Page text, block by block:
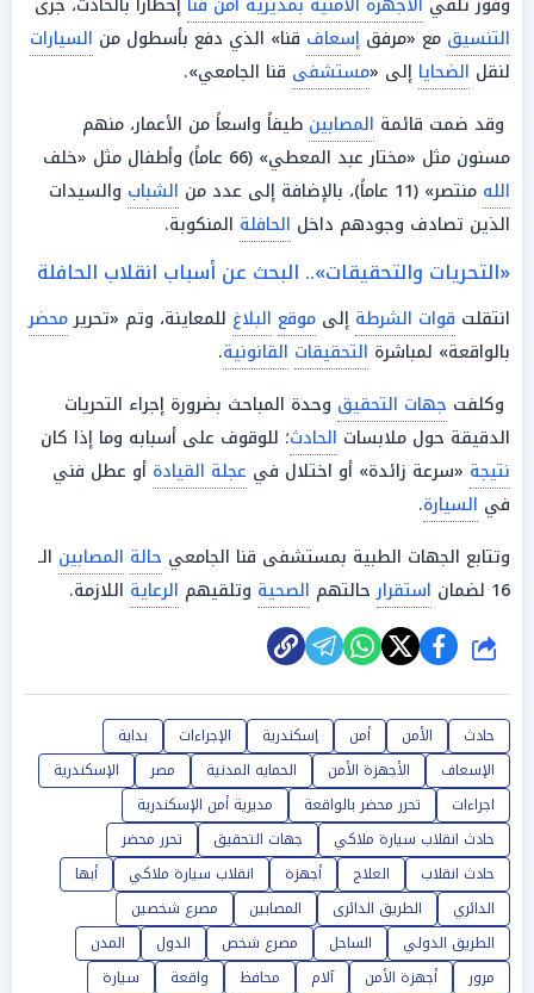
التنسيق مع «مرفق إسعاف قنا» الذي دفع بأسطول من السيارات
لنقل الضحايا إلى «مستشفى قنا الجامعي».
وقد ضمت قائمة المصابين طيفاً واسعاً من الأعمار، منهم
مسنون مثل «مختار عبد المعطي» (66 عاماً) وأطفال مثل «خلف
الله منتصر» (11 عاماً)، بالإضافة إلى عدد من الشباب والسيدات
الذين تصادف وجودهم داخل الحافلة المنكوبة.
«التحريات والتحقيقات».. البحث عن أسباب انقلاب الحافلة
انتقلت قوات الشرطة إلى موقع البلاغ للمعاينة، وتم «تحريرمحضر
بالواقعة» لمباشرة التحقيقات القانونية.
وكلفت جهات التحقيق وحدة المباحث بضرورة إجراء التحريات
الدقيقة حول ملابسات الحادث؛ للوقوف على أسبابه وما إذا كان
نتيجة «سرعة زائدة» أو اختلال في عجلة القيادة أو عطل فني
في السيارة.
وتتابع الجهات الطبية بمستشفى قنا الجامعي حالة المصابين الـ
16 لضمان
استقرارحالتهم الصحية وتلقيهم الرعاية اللازمة.
شارك
حادث الأمن أمن إسكندرية الإجراءات
بداية
الإسعاف
الأجهزة الأمن الحمايه المدنية مصر
الإسكندرية
اجراءات
تحرر محضر بالواقعة
مديرية أمن الإسكندرية
حادث انقلاب سيارة ملاكي
جهات التحقيق
تحرر محضر
حادث انقلاب
العلاج أجهزة انقلاب سيارة ملاكي
أبها
الدائري
الطريق الدائرى المصابين
مصرع شخصين
الطريق الدولي
الساحل مصرع شخص الدول
المدن
مرور
أجهزة الأمن آلام محافظ واقعة
سيارة